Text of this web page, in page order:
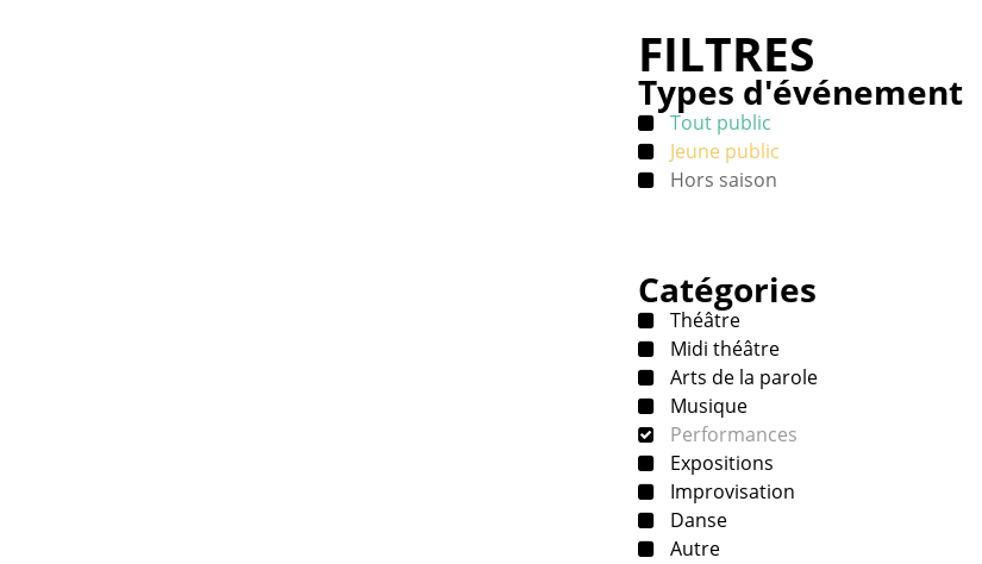
FILTRES
Types d'événement
Tout public
Jeune public
Hors saison
Catégories
Théâtre
Midi théâtre
Arts de la parole
Musique
Performances
Expositions
Improvisation
Danse
Autre